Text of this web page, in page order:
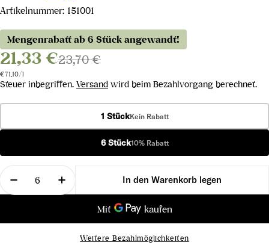
Artikelnummer: 151001
Mengenrabatt ab 6 Stück angewandt!
21,33 €23,70 €
Stückpreis
€71,10/pro
l
Steuer inbegriffen. Versand wird beim Bezahlvorgang berechnet.
1 StückKein Rabatt
6 Stück10% Rabatt
Menge
Menge für Fukuju Sake Awasaki Sparkling
Menge für Fukuju Sake Awasaki
In den Warenkorb legen
Weitere Bezahlmöglichkeiten